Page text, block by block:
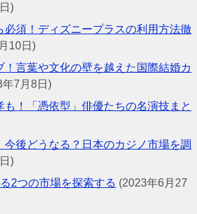
)
必須！ディズニープラスの利用方法徹
10日)
！言葉や文化の壁を越えた国際結婚カ
年7月8日)
！「憑依型」俳優たちの名演技まと
今後どうなる？日本のカジノ市場を調
)
2つの市場を探索する (2023年6月27